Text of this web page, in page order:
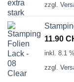
zzgl.
11.90
inkl. 8.1
zzgl.